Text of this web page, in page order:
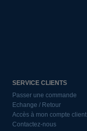
SERVICE CLIENTS
Passer une commande
Echange / Retour
Accès à mon compte client
Contactez-nous